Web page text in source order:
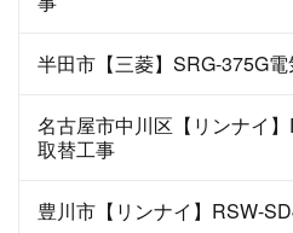
半田市【三菱】SRG-375G
名古屋市中川区【リンナイ
取替工事
豊川市【リンナイ】RSW-